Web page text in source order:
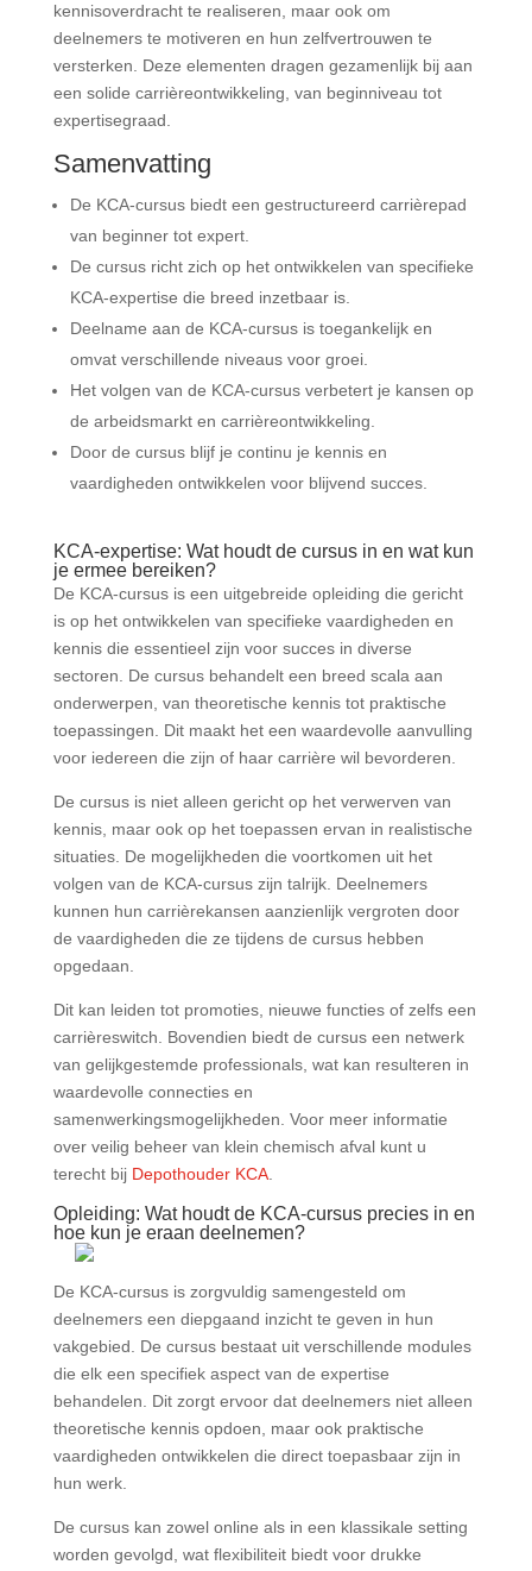
kennisoverdracht te realiseren, maar ook om
deelnemers te motiveren en hun zelfvertrouwen te
versterken. Deze elementen dragen gezamenlijk bij aan
een solide carrièreontwikkeling, van beginniveau tot
expertisegraad.
Samenvatting
De KCA-cursus biedt een gestructureerd carrièrepad
van beginner tot expert.
De cursus richt zich op het ontwikkelen van specifieke
KCA-expertise die breed inzetbaar is.
Deelname aan de KCA-cursus is toegankelijk en
omvat verschillende niveaus voor groei.
Het volgen van de KCA-cursus verbetert je kansen op
de arbeidsmarkt en carrièreontwikkeling.
Door de cursus blijf je continu je kennis en
vaardigheden ontwikkelen voor blijvend succes.
KCA-expertise: Wat houdt de cursus in en wat kun
je ermee bereiken?
De KCA-cursus is een uitgebreide opleiding die gericht
is op het ontwikkelen van specifieke vaardigheden en
kennis die essentieel zijn voor succes in diverse
sectoren. De cursus behandelt een breed scala aan
onderwerpen, van theoretische kennis tot praktische
toepassingen. Dit maakt het een waardevolle aanvulling
voor iedereen die zijn of haar carrière wil bevorderen.
De cursus is niet alleen gericht op het verwerven van
kennis, maar ook op het toepassen ervan in realistische
situaties. De mogelijkheden die voortkomen uit het
volgen van de KCA-cursus zijn talrijk. Deelnemers
kunnen hun carrièrekansen aanzienlijk vergroten door
de vaardigheden die ze tijdens de cursus hebben
opgedaan.
Dit kan leiden tot promoties, nieuwe functies of zelfs een
carrièreswitch. Bovendien biedt de cursus een netwerk
van gelijkgestemde professionals, wat kan resulteren in
waardevolle connecties en
samenwerkingsmogelijkheden. Voor meer informatie
over veilig beheer van klein chemisch afval kunt u
terecht bij Depothouder KCA.
Opleiding: Wat houdt de KCA-cursus precies in en
hoe kun je eraan deelnemen?
De KCA-cursus is zorgvuldig samengesteld om
deelnemers een diepgaand inzicht te geven in hun
vakgebied. De cursus bestaat uit verschillende modules
die elk een specifiek aspect van de expertise
behandelen. Dit zorgt ervoor dat deelnemers niet alleen
theoretische kennis opdoen, maar ook praktische
vaardigheden ontwikkelen die direct toepasbaar zijn in
hun werk.
De cursus kan zowel online als in een klassikale setting
worden gevolgd, wat flexibiliteit biedt voor drukke